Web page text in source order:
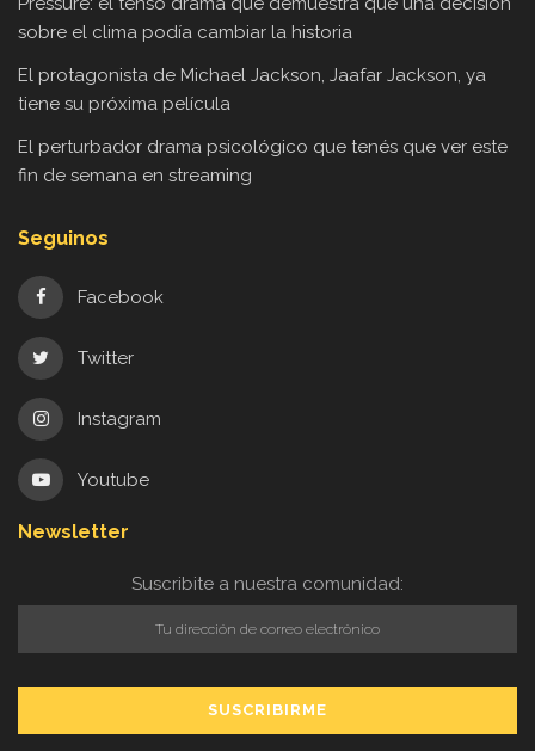
sobre el clima podía cambiar la historia
El protagonista de Michael Jackson, Jaafar Jackson, ya
tiene su próxima película
El perturbador drama psicológico que tenés que ver este
fin de semana en streaming
Seguinos
Facebook
Twitter
Instagram
Youtube
Newsletter
Suscribite a nuestra comunidad: